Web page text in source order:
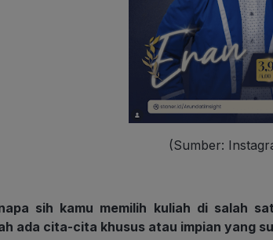
(Sumber:
sih kamu memilih kuliah di salah
ada cita-cita khusus atau impian yang